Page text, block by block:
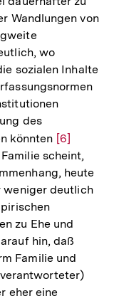
Wandlungen von
wo
sozialen Inhalte
des
könnten Zur
Auflösung
der
Fußnote
[6]
scheint,
heute
weniger deutlich
zu Ehe und
hin, daß
Familie und
eher eine